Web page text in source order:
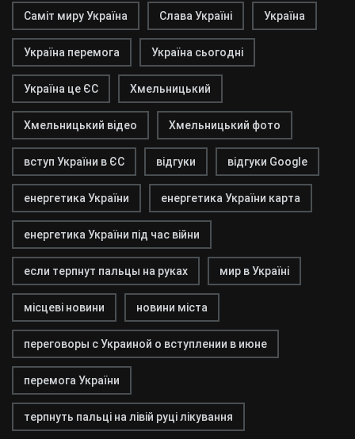
Саміт миру Україна Слава Україні Україна
Україна перемога Україна сьогодні
Україна це ЄС Хмельницький
Хмельницький відео Хмельницький фото
вступ України в ЄС відгуки відгуки Google
енергетика України енергетика України карта
енергетика України під час війни
если терпнут пальцы на руках мир в Україні
місцеві новини новини міста
переговоры с Украиной о вступлении в июне
перемога України
терпнуть пальці на лівій руці лікування